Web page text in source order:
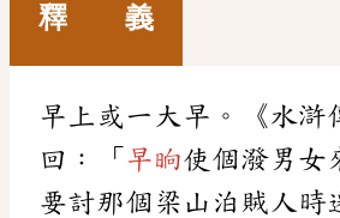
釋 義
早上或一大早。《水滸
回：「 早晌使個潑男女
要討那個梁山泊賊人時